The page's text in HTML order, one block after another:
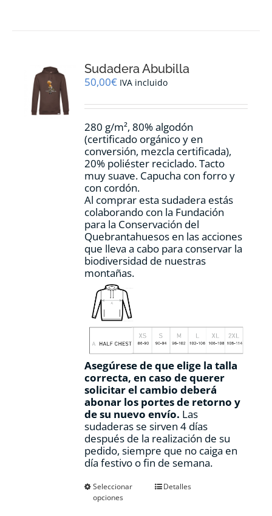
se
pueden
en
página
de
producto
Sudadera Abubilla
50,00€ IVA incluido
280 g/m², 80% algodón
(certificado orgánico y en
conversión, mezcla certificada),
20% poliéster reciclado. Tacto
muy suave. Capucha con forro y
con cordón.
Al comprar esta sudadera estás
colaborando con la Fundación
para la Conservación del
Quebrantahuesos en las acciones
que lleva a cabo para conservar la
biodiversidad de nuestras
montañas.
Asegúrese de que elige la talla
correcta, en caso de querer
solicitar el cambio deberá
abonar los portes de retorno y
de su nuevo envío. Las
sudaderas se sirven 4 días
después de la realización de su
pedido, siempre que no caiga en
día festivo o fin de semana.
Seleccionar
opciones
EsteDetalles